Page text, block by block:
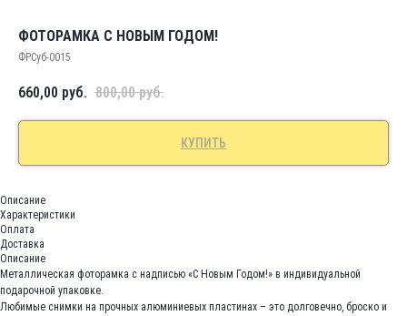
ФОТОРАМКА С НОВЫМ ГОДОМ!
ФРСуб-0015
660,00 руб. 800,00 руб.
КУПИТЬ
Описание
Характеристики
Оплата
Доставка
Описание
Металлическая фоторамка с надписью «С Новым Годом!» в индивидуальной
подарочной упаковке.
Любимые снимки на прочных алюминиевых пластинах – это долговечно, броско и